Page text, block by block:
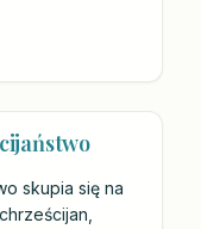
skupia się na